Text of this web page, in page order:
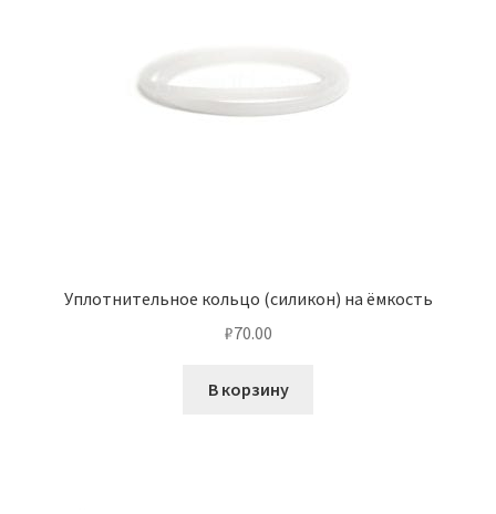
Уплотнительное кольцо (силикон) на ёмкость
₽70.00
В корзину